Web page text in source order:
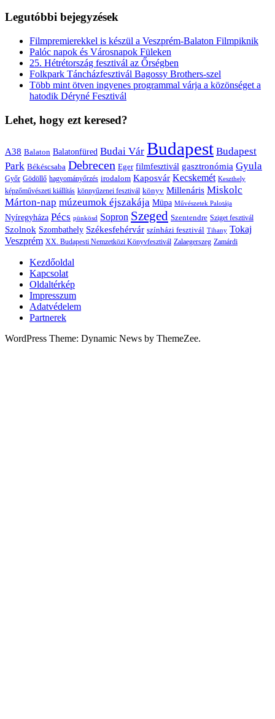
Legutóbbi bejegyzések
Filmpremierekkel is készül a Veszprém-Balaton Filmpiknik
Palóc napok és Városnapok Füleken
25. Hétrétország fesztivál az Őrségben
Folkpark Táncházfesztivál Bagossy Brothers-szel
Több mint ötven ingyenes programmal várja a közönséget a
hatodik Déryné Fesztivál
Lehet, hogy ezt keresed?
A38 Balaton Balatonfüred Budai Vár Budapest Budapest
Park Békéscsaba Debrecen Eger filmfesztivál gasztronómia Gyula
Győr Gödöllő hagyományőrzés irodalom Kaposvár Kecskemét Keszthely
képzőművészeti kiállítás könnyűzenei fesztivál könyv Millenáris Miskolc
Márton-nap múzeumok éjszakája Müpa Művészetek Palotája
Nyíregyháza Pécs pünkösd Sopron Szeged Szentendre Sziget fesztivál
Szolnok Szombathely Székesfehérvár színházi fesztivál Tihany Tokaj
Veszprém XX. Budapesti Nemzetközi Könyvfesztivál Zalaegerszeg Zamárdi
Kezdőoldal
Kapcsolat
Oldaltérkép
Impresszum
Adatvédelem
Partnerek
WordPress Theme: Dynamic News by ThemeZee.